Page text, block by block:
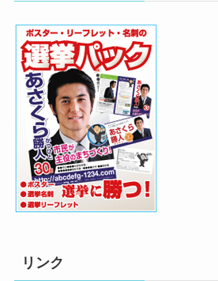
リンク